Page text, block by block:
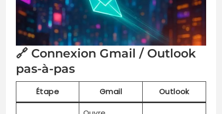
🔗 Connexion Gmail / Outlook
pas-à-pas
Étape Gmail Outlook